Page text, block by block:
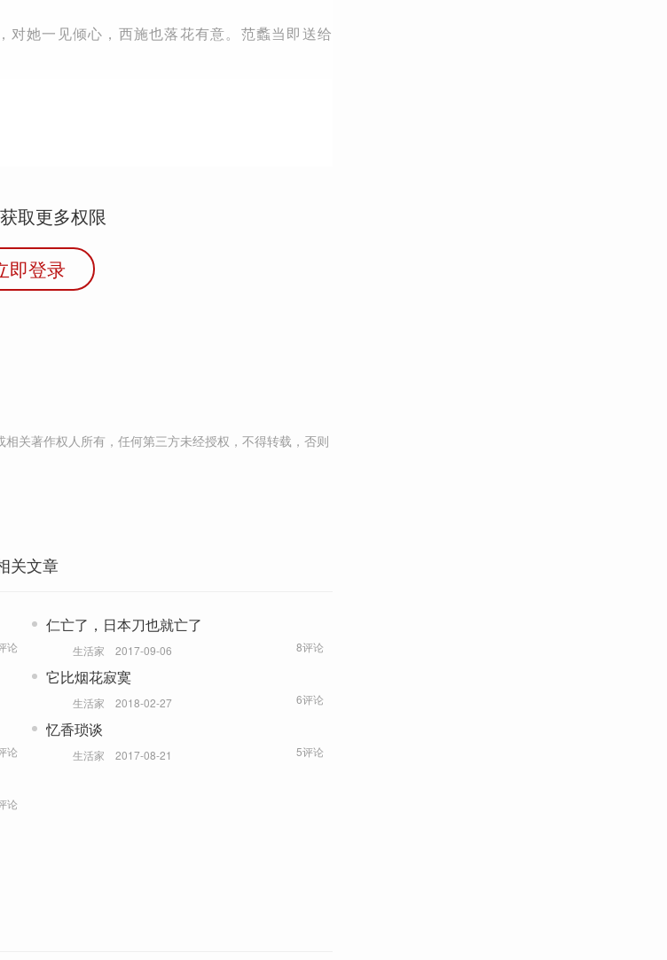
对她一见倾心，西施也落花有意。范蠡当即送给
取更多权限
即登录
关著作权人所有，任何第三方未经授权，不得转载，否则
关文章
论
仁亡了，日本刀也就亡了
生活家 2017-09-06 8评论
它比烟花寂寞
生活家 2018-02-27 6评论
论
忆香琐谈
生活家 2017-08-21 5评论
论